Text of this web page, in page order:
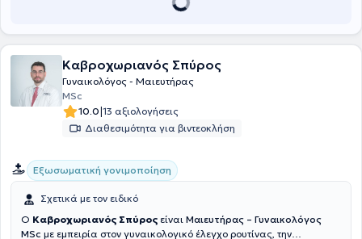
Καβροχωριανός Σπύρος
Γυναικολόγος - Μαιευτήρας
MSc
10.0|13 αξιολογήσεις
Διαθεσιμότητα για βιντεοκλήση
Εξωσωματική γονιμοποίηση
Σχετικά με τον ειδικό
Ο Καβροχωριανός Σπύρος είναι Μαιευτήρας – Γυναικολόγος
MSc με εμπειρία στον γυναικολογικό έλεγχο ρουτίνας, την